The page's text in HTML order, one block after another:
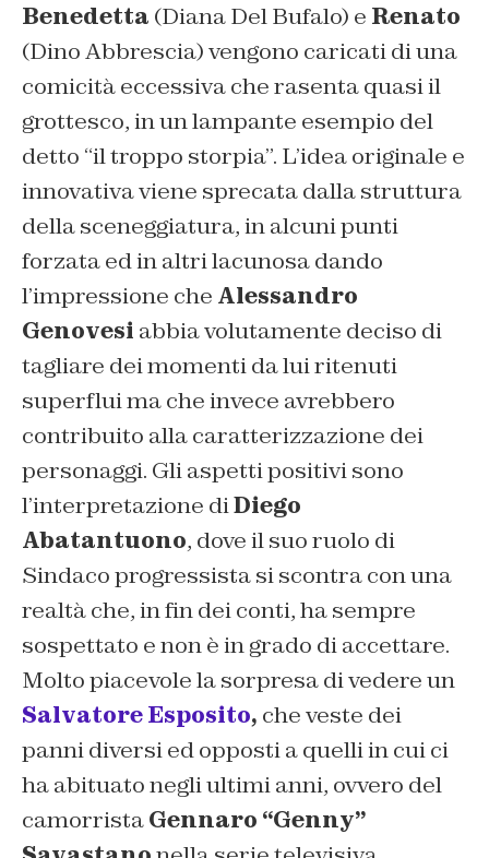
Benedetta (Diana Del Bufalo) e Renato
(Dino Abbrescia) vengono caricati di una
comicità eccessiva che rasenta quasi il
grottesco, in un lampante esempio del
detto “il troppo storpia”. L’idea originale e
innovativa viene sprecata dalla struttura
della sceneggiatura, in alcuni punti
forzata ed in altri lacunosa dando
l’impressione che Alessandro
Genovesi abbia volutamente deciso di
tagliare dei momenti da lui ritenuti
superflui ma che invece avrebbero
contribuito alla caratterizzazione dei
personaggi. Gli aspetti positivi sono
l’interpretazione diDiego
Abatantuono, dove il suo ruolo di
Sindaco progressista si scontra con una
realtà che, in fin dei conti, ha sempre
sospettato e non è in grado di accettare.
Molto piacevole la sorpresa di vedere un
Salvatore Esposito, che veste dei
panni diversi ed opposti a quelli in cui ci
ha abituato negli ultimi anni, ovvero del
camorristaGennaro “Genny”